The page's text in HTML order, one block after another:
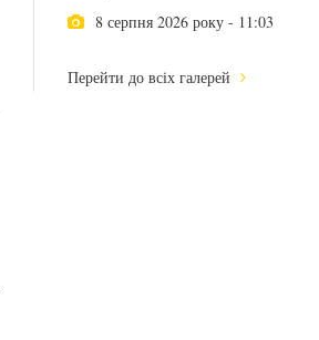
8 серпня 2026 року - 11:03
Перейти до всіх галерей